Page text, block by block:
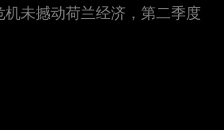
未撼动荷兰经济，第二季度